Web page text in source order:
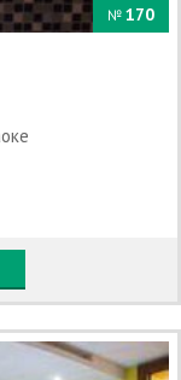
№ 170